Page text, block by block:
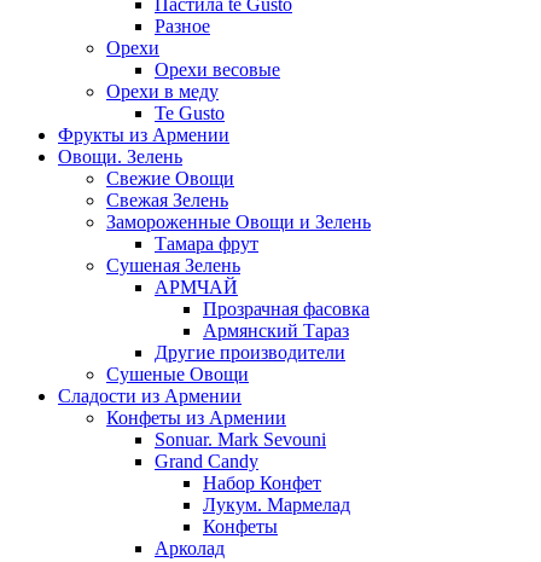
Пастила te Gusto
Разное
Орехи
Орехи весовые
Орехи в меду
Te Gusto
Фрукты из Армении
Овощи. Зелень
Свежие Овощи
Свежая Зелень
Замороженные Овощи и Зелень
Тамара фрут
Сушеная Зелень
АРМЧАЙ
Прозрачная фасовка
Армянский Тараз
Другие производители
Сушеные Овощи
Сладости из Армении
Конфеты из Армении
Sonuar. Mark Sevouni
Grand Candy
Набор Конфет
Лукум. Мармелад
Конфеты
Арколад